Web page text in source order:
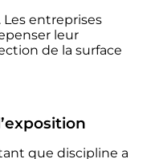
Les entreprises
leur
de la surface
que discipline a